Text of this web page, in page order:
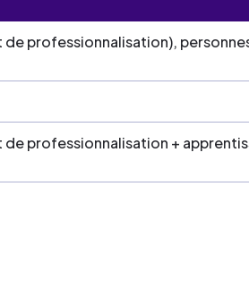
professionnalisation),
professionnalisation +